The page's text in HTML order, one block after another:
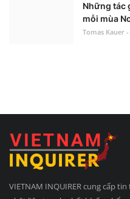
Những tác
mỗi mùa
Tomas Kauer
VIETNAM INQUIRER cung cấp